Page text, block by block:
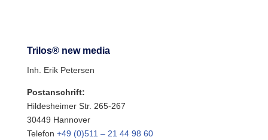
Trilos® new media
Inh. Erik Petersen
Postanschrift:
Hildesheimer Str. 265-267
30449 Hannover
Telefon +49 (0)511 – 21 44 98 60